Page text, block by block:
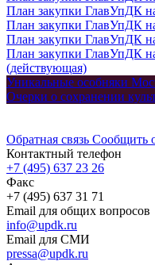
План закупки ГлавУпДК
План закупки ГлавУпДК
План закупки ГлавУпДК
План закупки ГлавУпДК
(действующая)
Уникальные особняки
Очерки о сохранении
Обратная связь Сообщить
Контактный телефон
+7 (495) 637 23 26
Факс
+7 (495) 637 31 71
Email для общих вопросов
info@updk.ru
Email для СМИ
pressa@updk.ru